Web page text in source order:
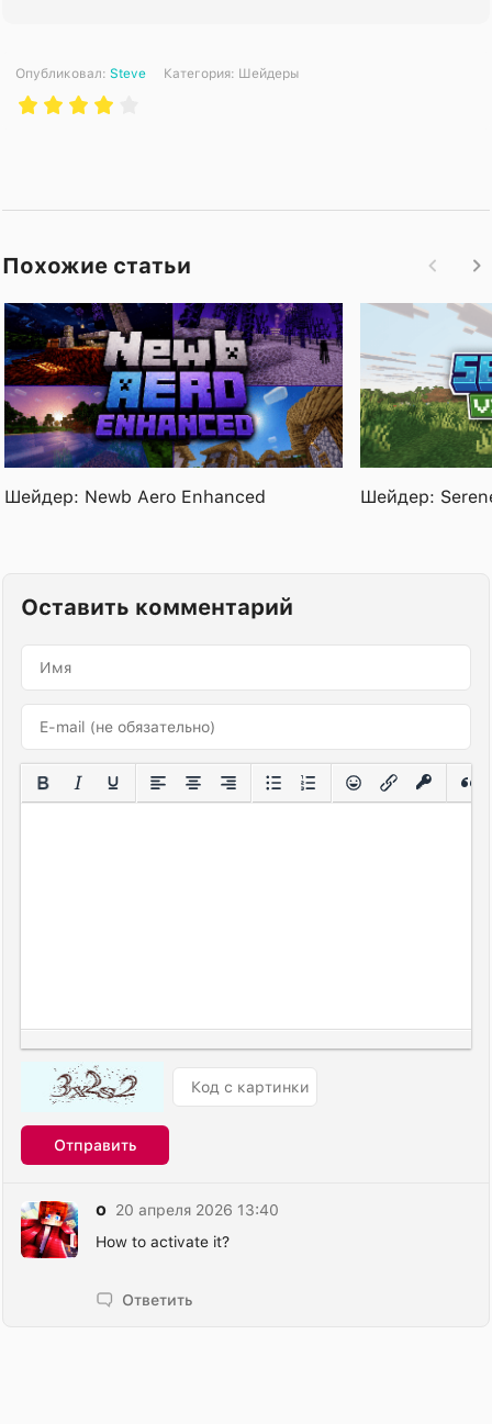
Опубликовал: Steve Категория: Шейдеры
Похожие статьи
Шейдер: Newb Aero Enhanced Шейдер:
Оставить комментарий
Отправить
o 20 апреля 2026 13:40
How to activate it?
Ответить